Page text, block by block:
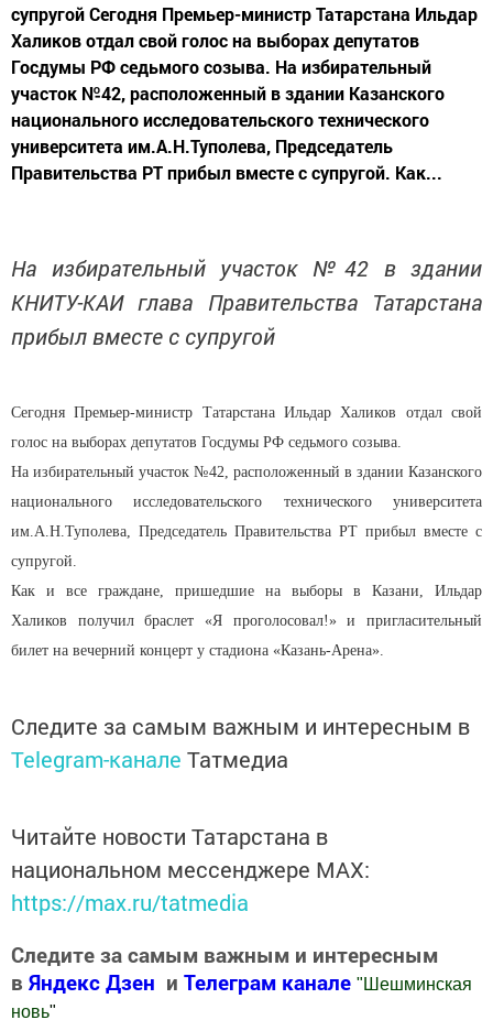
супругой Сегодня Премьер-министр Татарстана Ильдар
Халиков отдал свой голос на выборах депутатов
Госдумы РФ седьмого созыва. На избирательный
участок №42, расположенный в здании Казанского
национального исследовательского технического
университета им.А.Н.Туполева, Председатель
Правительства РТ прибыл вместе с супругой. Как...
На избирательный участок №42 в здании
КНИТУ-КАИ глава Правительства Татарстана
прибыл вместе с супругой
Сегодня Премьер-министр Татарстана Ильдар Халиков отдал свой
голос на выборах депутатов Госдумы РФ седьмого созыва.
На избирательный участок №42, расположенный в здании Казанского
национального исследовательского технического университета
им.А.Н.Туполева, Председатель Правительства РТ прибыл вместе с
супругой.
Как и все граждане, пришедшие на выборы в Казани, Ильдар
Халиков получил браслет «Я проголосовал!» и пригласительный
билет на вечерний концерт у стадиона «Казань-Арена».
Следите за самым важным и интересным в
Telegram-канале Татмедиа
Читайте новости Татарстана в
национальном мессенджере MАХ:
https://max.ru/tatmedia
Следите за самым важным и интересным
в Яндекс Дзен и Телеграм канале " Шешминская
новь"